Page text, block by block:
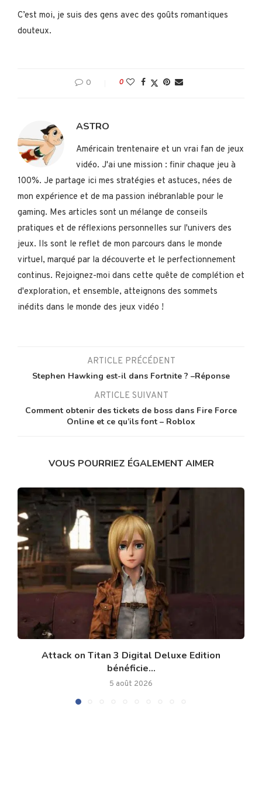
C’est moi, je suis des gens avec des goûts romantiques
douteux.
0 0
ASTRO
Américain trentenaire et un vrai fan de jeux
vidéo. J'ai une mission : finir chaque jeu à
100%. Je partage ici mes stratégies et astuces, nées de
mon expérience et de ma passion inébranlable pour le
gaming. Mes articles sont un mélange de conseils
pratiques et de réflexions personnelles sur l'univers des
jeux. Ils sont le reflet de mon parcours dans le monde
virtuel, marqué par la découverte et le perfectionnement
continus. Rejoignez-moi dans cette quête de complétion et
d'exploration, et ensemble, atteignons des sommets
inédits dans le monde des jeux vidéo !
ARTICLE PRÉCÉDENT
Stephen Hawking est-il dans Fortnite ? –Réponse
ARTICLE SUIVANT
Comment obtenir des tickets de boss dans Fire Force
Online et ce qu’ils font – Roblox
VOUS POURRIEZ ÉGALEMENT AIMER
Attack on Titan 3 Digital Deluxe Edition
bénéficie...
5 août 2026